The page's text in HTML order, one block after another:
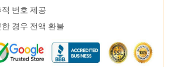
번호 제공
경우 전액 환불